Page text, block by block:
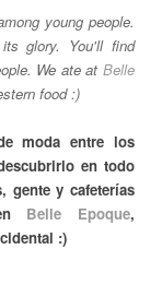
young people.
glory. You'll find
We ate at Belle
food :)
moda entre los
en todo
gente y cafeterías
Belle Epoque,
:)